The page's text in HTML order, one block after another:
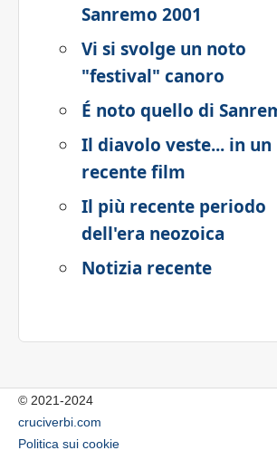
Sanremo 2001
Vi si svolge un noto
"festival" canoro
É noto quello di
Il diavolo veste... in un
recente film
Il più recente periodo
dell'era neozoica
Notizia recente
© 2021-2024
cruciverbi.com
Politica sui cookie